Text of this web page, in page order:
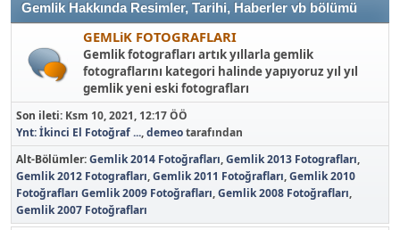
Gemlik Hakkında Resimler, Tarihi, Haberler vb bölümü
GEMLiK FOTOGRAFLARI
Gemlik fotografları artık yıllarla gemlik
fotograflarını kategori halinde yapıyoruz yıl yıl
gemlik yeni eski fotografları
Son ileti: Ksm 10, 2021, 12:17 ÖÖ
Ynt: İkinci El Fotoğraf ...,demeotarafından
Alt-Bölümler Gemlik 2014 Fotoğrafları Gemlik 2013 Fotografları
Gemlik 2012 Fotografları Gemlik 2011 Fotoğrafları Gemlik 2010
Fotoğrafları Gemlik 2009 Fotoğrafları Gemlik 2008 Fotoğrafları
Gemlik 2007 Fotoğrafları